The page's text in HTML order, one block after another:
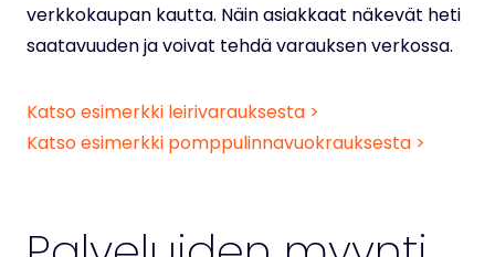
verkkokaupan kautta. Näin asiakkaat näkevät heti
saatavuuden ja voivat tehdä varauksen verkossa.
Katso esimerkki leirivarauksesta >
Katso esimerkki pomppulinnavuokrauksesta >